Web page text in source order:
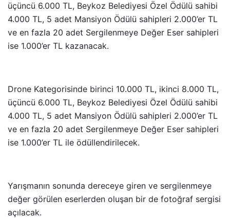
üçüncü 6.000 TL, Beykoz Belediyesi Özel Ödülü sahibi
4.000 TL, 5 adet Mansiyon Ödülü sahipleri 2.000’er TL
ve en fazla 20 adet Sergilenmeye Değer Eser sahipleri
ise 1.000’er TL kazanacak.
Drone Kategorisinde birinci 10.000 TL, ikinci 8.000 TL,
üçüncü 6.000 TL, Beykoz Belediyesi Özel Ödülü sahibi
4.000 TL, 5 adet Mansiyon Ödülü sahipleri 2.000’er TL
ve en fazla 20 adet Sergilenmeye Değer Eser sahipleri
ise 1.000’er TL ile ödüllendirilecek.
Yarışmanın sonunda dereceye giren ve sergilenmeye
değer görülen eserlerden oluşan bir de fotoğraf sergisi
açılacak.